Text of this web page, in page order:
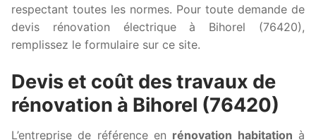
respectant toutes les normes. Pour toute demande de
devis rénovation électrique à Bihorel (76420),
remplissez le formulaire sur ce site.
Devis et coût des travaux de
rénovation à Bihorel (76420)
L’entreprise de référence en rénovation habitation à